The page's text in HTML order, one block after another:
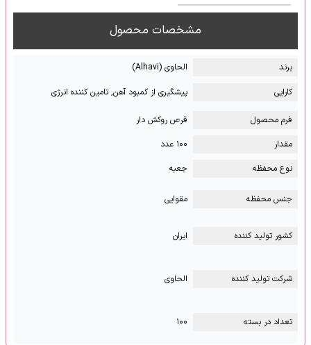
مشخصات محصول
برند
الحاوی (Alhavi)
کارایی
پیشگیری از کمبود آهن, تامین کننده انرژی
فرم محصول
قرص روکش دار
مقدار
۱۰۰ عدد
نوع محفظه
جعبه
جنس محفظه مقوایی
کشور تولید کننده ایران
شرکت تولید کننده الحاوی
تعداد در بسته ۱۰۰